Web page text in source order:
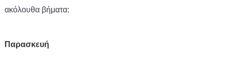
ακόλουθα βήματα:
Παρασκευή